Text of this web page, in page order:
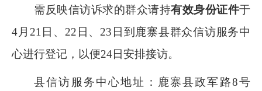
需反映信访诉求的群众请持有效身份证件于
4月 21 日、 22 日、 23 日到鹿寨县群众信访服务中
心进行登记， 以便24日安排接访。
县信访 服务中心地址：鹿寨县政军路8号